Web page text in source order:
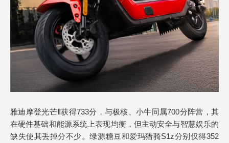
雅迪摩登光芒Ⅱ获得733分，与极核、小牛同属700分阵营，其
在硬件基础和能源系统上表现均衡，但主动安全与智慧娱乐的
缺失使其丢掉分不少。绿源糖豆和爱玛猎骑S1z分别仅得352